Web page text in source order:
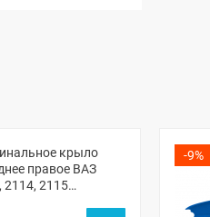
крыло
правое ВАЗ
2114, 2115
-9%